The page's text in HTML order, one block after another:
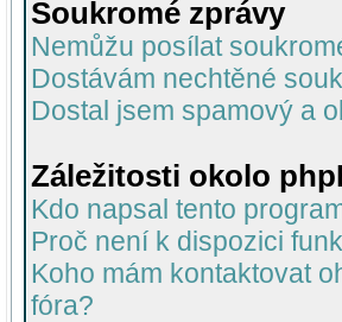
Soukromé zprávy
Nemůžu posílat
Dostávám nechtěné
Dostal jsem spamový a
Záležitosti okolo
Kdo napsal tento
Proč není k dispozici
Koho mám kontaktovat
fóra?